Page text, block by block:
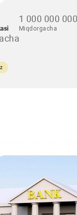
1 000 000
Miqdorgacha